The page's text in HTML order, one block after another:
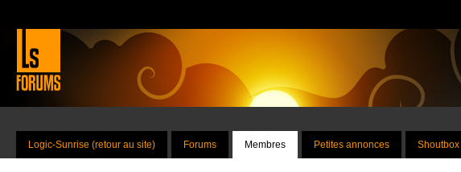
Logic-Sunrise (retour au site) Forums Membres Petites annonces Shoutbox